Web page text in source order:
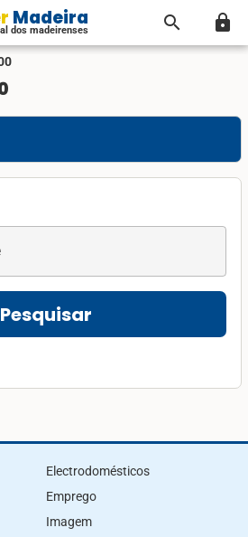
Madeira
dos madeirenses search lock
Pesquisar
Electrodomésticos
Emprego
Imagem